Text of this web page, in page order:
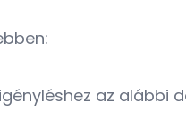
az alábbi